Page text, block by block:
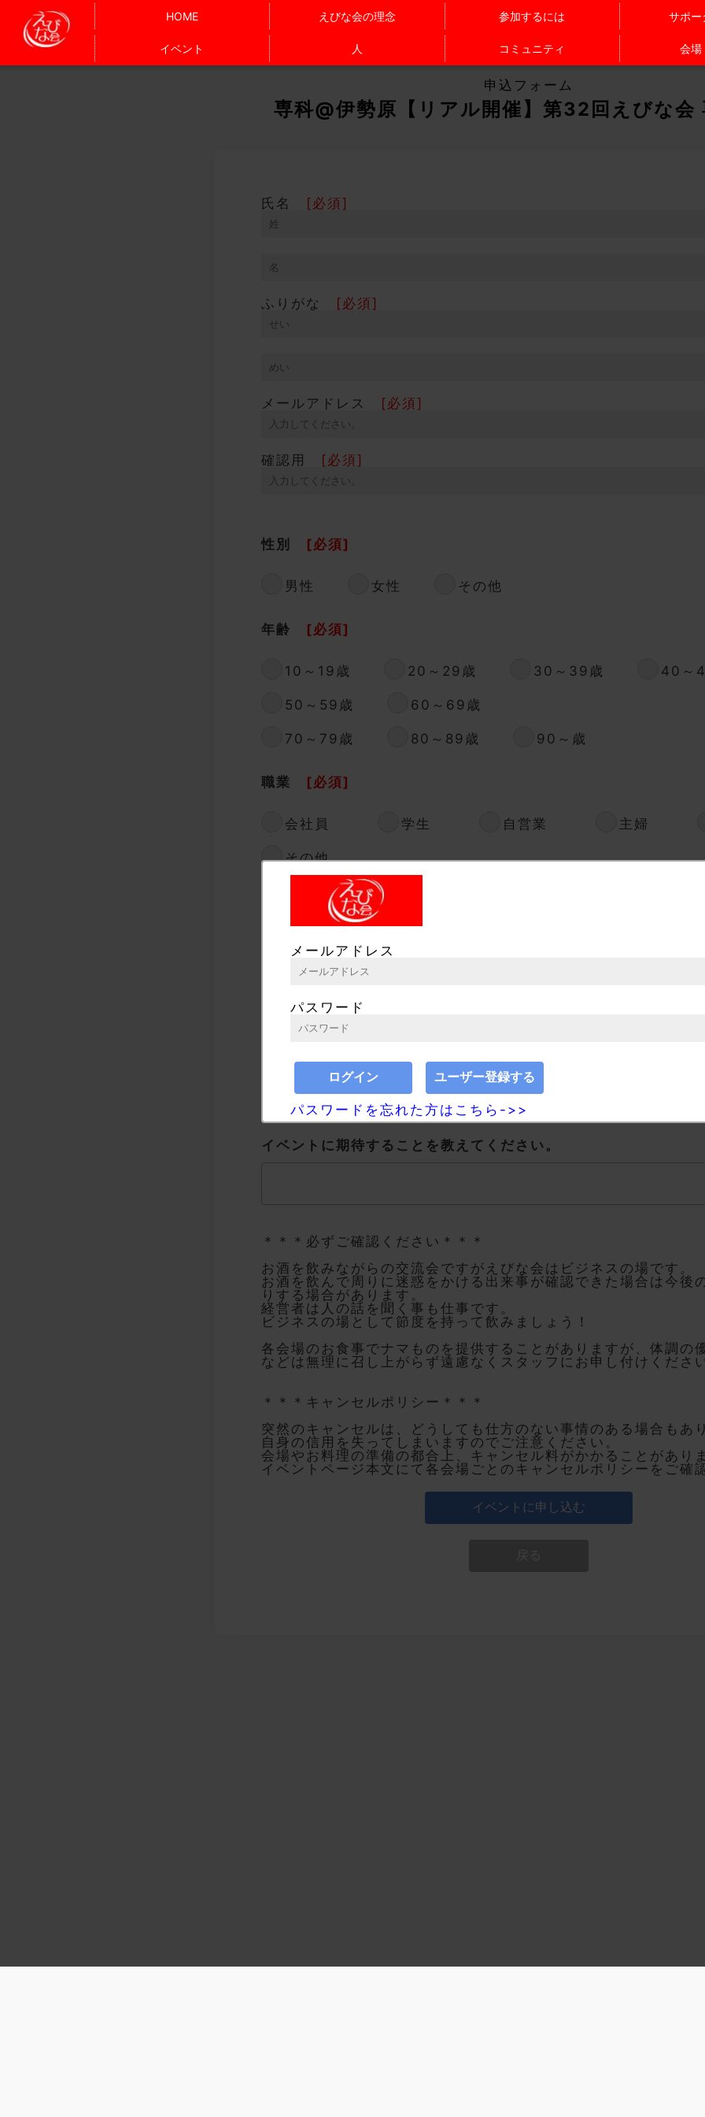
メールアドレス
パスワード
パスワードを忘れた方はこちら->>
HOME えびな会の理念 参加するには サポー
イベント 人 コミュニティ 会場
申込フォーム
専科@伊勢原【リアル開催】第32回えびな会
氏名 [必須]
ふりがな [必須]
メールアドレス [必須]
確認用 [必須]
性別 [必須]
男性 女性 その他
年齢 [必須]
10～19歳 20～29歳 30～39歳 40～
50～59歳 60～69歳
70～79歳 80～89歳 90～歳
職業 [必須]
会社員 学生 自営業 主婦
その他
所属(会社名等)
チケット[必須]
会員 :￥5,500 ※会場払い
イベントに期待することを教えてください。
＊＊＊必ずご確認ください＊＊＊
お酒を飲みながらの交流会ですがえびな会はビジネスの場です。
お酒を飲んで周りに迷惑をかける出来事が確認できた場合は今後
りする場合があります。
経営者は人の話を聞く事も仕事です。
ビジネスの場として節度を持って飲みましょう！
各会場のお食事でナマものを提供することがありますが、体調の
などは無理に召し上がらず遠慮なくスタッフにお申し付けくださ
＊＊＊キャンセルポリシー＊＊＊
突然のキャンセルは、どうしても仕方のない事情のある場合もあ
自身の信用を失ってしまいますのでご注意ください。
会場やお料理の準備の都合上、キャンセル料がかかることがあり
イベントページ本文にて各会場ごとのキャンセルポリシーをご確
イベントに申し込む